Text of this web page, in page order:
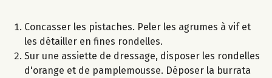
Concasser les pistaches. Peler les agrumes à vif et
les détailler en fines rondelles.
Sur une assiette de dressage, disposer les rondelles
d'orange et de pamplemousse. Déposer la burrata